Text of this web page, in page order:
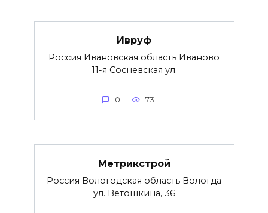
Ивруф
Россия Ивановская область Иваново
11-я Сосневская ул.
0 73
Метрикстрой
Россия Вологодская область Вологда
ул. Ветошкина, 36